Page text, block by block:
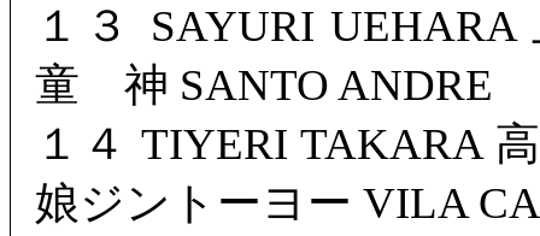
１３ SAYURI
童 神 SANTO ANDRE
１４ TIYERI TAKARA
娘ジントーヨー VILA